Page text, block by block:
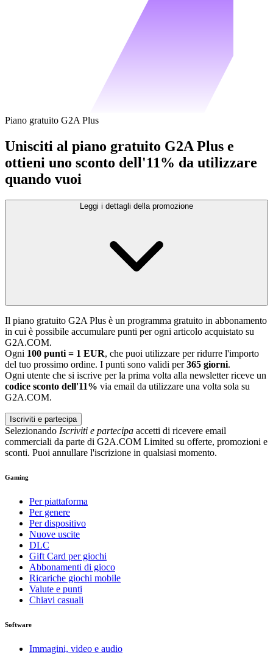
Piano gratuito G2A Plus
Unisciti al piano gratuito G2A Plus e
ottieni uno sconto dell'11% da utilizzare
quando vuoi
Leggi i dettagli della promozione
Il piano gratuito G2A Plus è un programma gratuito in abbonamento
in cui è possibile accumulare punti per ogni articolo acquistato su
G2A.COM.
Ogni 100 punti = 1 EUR, che puoi utilizzare per ridurre l'importo
del tuo prossimo ordine. I punti sono validi per365 giorni.
Ogni utente che si iscrive per la prima volta alla newsletter riceve un
codice sconto dell'11% via email da utilizzare una volta sola su
G2A.COM.
Iscriviti e partecipa
Selezionando Iscriviti e partecipa accetti di ricevere email
commerciali da parte di G2A.COM Limited su offerte, promozioni e
sconti. Puoi annullare l'iscrizione in qualsiasi momento.
Gaming
Per piattaforma
Per genere
Per dispositivo
Nuove uscite
DLC
Gift Card per giochi
Abbonamenti di gioco
Ricariche giochi mobile
Valute e punti
Chiavi casuali
Software
Immagini, video e audio